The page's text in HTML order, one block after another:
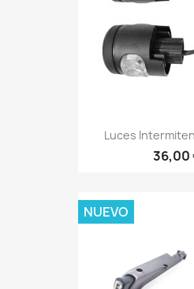
Luces
36,00
NUEVO